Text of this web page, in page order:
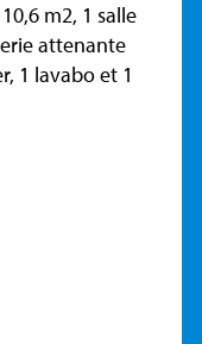
m2, 1 salle
attenante
1 lavabo et 1